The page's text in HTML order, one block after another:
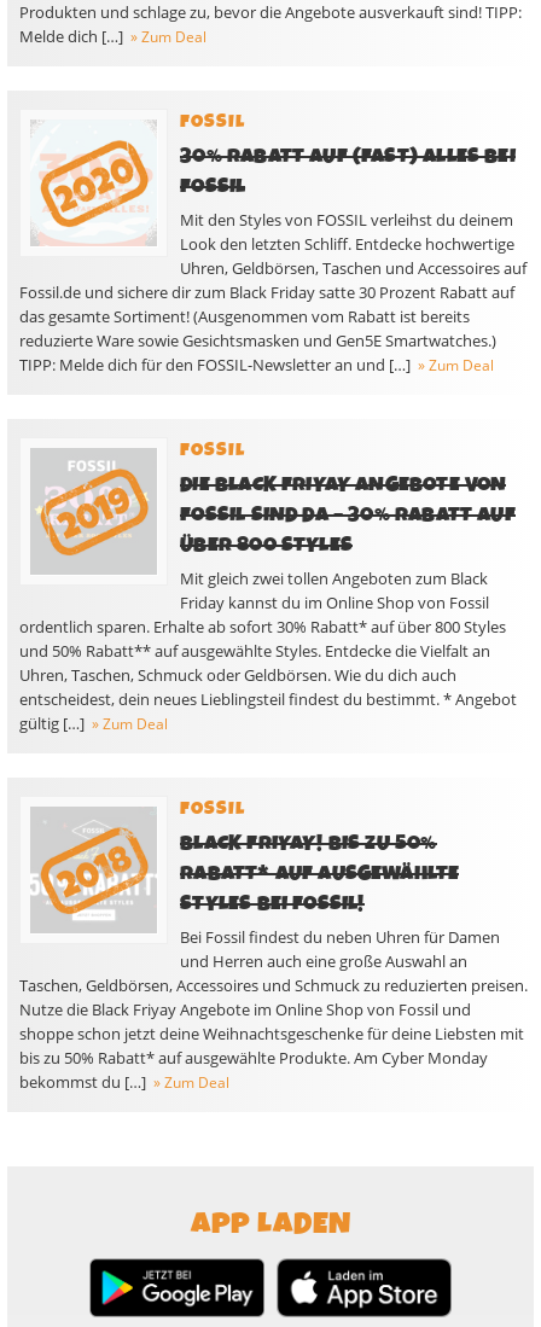
Produkten und schlage zu, bevor die Angebote ausverkauft sind! TIPP:
Melde dich […] » Zum Deal
FOSSIL
30% RABATT AUF (FAST) ALLES BEI
FOSSIL
Mit den Styles von FOSSIL verleihst du deinem
Look den letzten Schliff. Entdecke hochwertige
Uhren, Geldbörsen, Taschen und Accessoires auf
Fossil.de und sichere dir zum Black Friday satte 30 Prozent Rabatt auf
das gesamte Sortiment! (Ausgenommen vom Rabatt ist bereits
reduzierte Ware sowie Gesichtsmasken und Gen5E Smartwatches.)
TIPP: Melde dich für den FOSSIL-Newsletter an und […] » Zum Deal
FOSSIL
DIE BLACK FRIYAY ANGEBOTE VON
FOSSIL SIND DA – 30% RABATT AUF
ÜBER 800 STYLES
Mit gleich zwei tollen Angeboten zum Black
Friday kannst du im Online Shop von Fossil
ordentlich sparen. Erhalte ab sofort 30% Rabatt* auf über 800 Styles
und 50% Rabatt** auf ausgewählte Styles. Entdecke die Vielfalt an
Uhren, Taschen, Schmuck oder Geldbörsen. Wie du dich auch
entscheidest, dein neues Lieblingsteil findest du bestimmt. * Angebot
gültig […] » Zum Deal
FOSSIL
BLACK FRIYAY! BIS ZU 50%
RABATT* AUF AUSGEWÄHLTE
STYLES BEI FOSSIL!
Bei Fossil findest du neben Uhren für Damen
und Herren auch eine große Auswahl an
Taschen, Geldbörsen, Accessoires und Schmuck zu reduzierten preisen.
Nutze die Black Friyay Angebote im Online Shop von Fossil und
shoppe schon jetzt deine Weihnachtsgeschenke für deine Liebsten mit
bis zu 50% Rabatt* auf ausgewählte Produkte. Am Cyber Monday
bekommst du […] » Zum Deal
APP LADEN